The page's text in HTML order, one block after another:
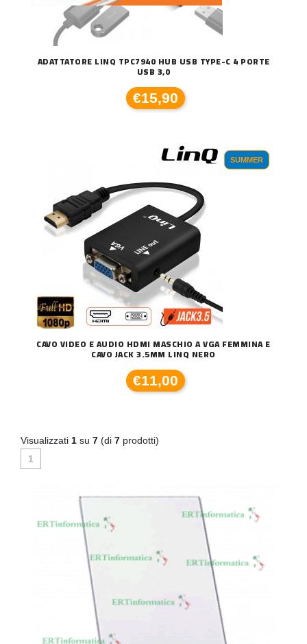
ADATTATORE LINQ TPC7940 HUB USB TYPE-C 4 PORTE
USB 3,0
€15,90
SUMMER
CAVO VIDEO E AUDIO HDMI MASCHIO A VGA FEMMINA E
CAVO JACK 3.5MM LINQ NERO
€11,00
Visualizzati 1 su 7 (di 7 prodotti)
1